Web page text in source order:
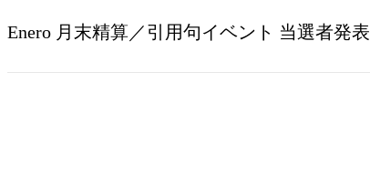
Enero 月末精算／引用句イベント 当選者発表